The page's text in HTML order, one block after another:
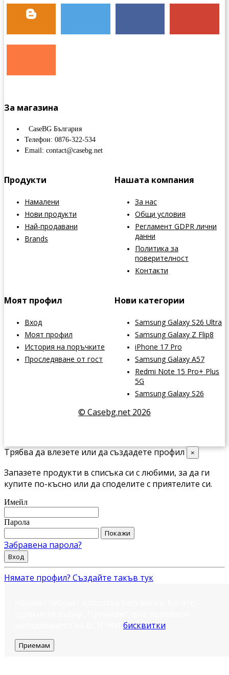
За магазина
CaseBG България
Телефон: 0876-322-534
Email: contact@casebg.net
Продукти
Намалени
Нови продукти
Най-продавани
Brands
Нашата компания
За нас
Общи условия
Регламент GDPR лични
данни
Политика за
поверителност
Контакти
Моят профил
Вход
Моят профил
История на поръчките
Проследяване от гост
Нови категории
Samsung Galaxy S26 Ultra
Samsung Galaxy Z Flip8
iPhone 17 Pro
Samsung Galaxy A57
Redmi Note 15 Pro+ Plus
5G
Samsung Galaxy S26
© Casebg.net 2026
Трябва да влезете или да създадете профил ×
Запазете продукти в списъка си с любими, за да ги
купите по-късно или да споделите с приятелите си.
Имейл
Парола
Покажи
Забравена парола?
Вход
Нямате профил? Създайте такъв тук
бисквитки
Приемам